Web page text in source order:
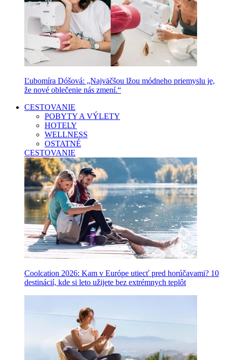
Ľubomíra Dóšová: „Najväčšou lžou módneho priemyslu je,
že nové oblečenie nás zmení.“
CESTOVANIE
POBYTY A VÝLETY
HOTELY
WELLNESS
OSTATNÉ
CESTOVANIE
Coolcation 2026: Kam v Európe utiecť pred horúčavami? 10
destinácií, kde si leto užijete bez extrémnych teplôt